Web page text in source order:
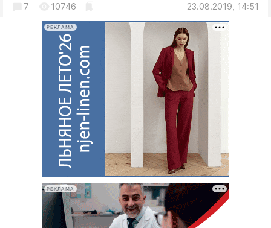
23.08.2019, 14:51
7 10746
РЕКЛАМА
РЕКЛАМА